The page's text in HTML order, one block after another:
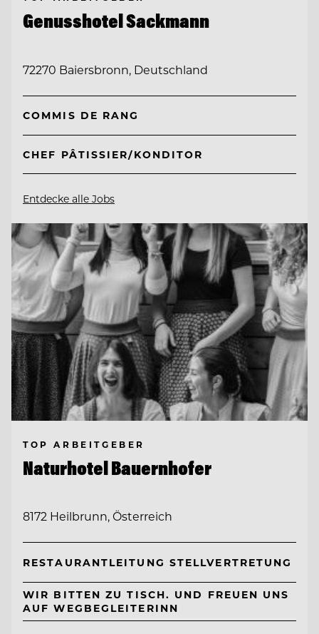
Genusshotel Sackmann
72270 Baiersbronn, Deutschland
COMMIS DE RANG
CHEF PÂTISSIER/KONDITOR
Entdecke alle Jobs
TOP ARBEITGEBER
Naturhotel Bauernhofer
8172 Heilbrunn, Österreich
RESTAURANTLEITUNG STELLVERTRETUNG
WIR BITTEN ZU TISCH. UND FREUEN UNS
AUF WEGBEGLEITERINN